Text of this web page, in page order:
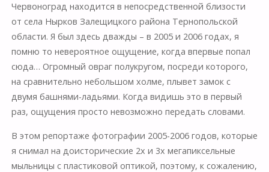
Червоноград находится в непосредственной близости
от села Нырков Залещицкого района Тернопольской
области. Я был здесь дважды – в 2005 и 2006 годах, я
помню то невероятное ощущение, когда впервые попал
сюда… Огромный овраг полукругом, посреди которого,
на сравнительно небольшом холме, плывет замок с
двумя башнями-ладьями. Когда видишь это в первый
раз, ощущения просто невозможно передать словами.
В этом репортаже фотографии 2005-2006 годов, которые
я снимал на доисторические 2х и 3х мегапиксельные
мыльницы с пластиковой оптикой, поэтому, к сожалению,